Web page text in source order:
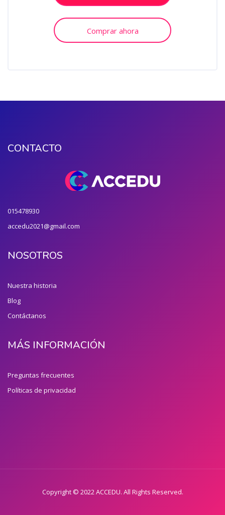
Comprar ahora
CONTACTO
015478930
accedu2021@gmail.com
NOSOTROS
Nuestra historia
Blog
Contáctanos
MÁS INFORMACIÓN
Preguntas frecuentes
Políticas de privacidad
Copyright © 2022 ACCEDU. All Rights Reserved.